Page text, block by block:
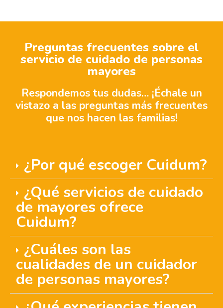
Preguntas frecuentes sobre el
servicio de cuidado de personas
mayores
Respondemos tus dudas… ¡Échale un
vistazo a las preguntas más frecuentes
que nos hacen las familias!
¿Por qué escoger Cuidum?
¿Qué servicios de cuidado
de mayores ofrece
Cuidum?
¿Cuáles son las
cualidades de un cuidador
de personas mayores?